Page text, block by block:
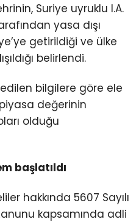
Suriye uyruklu I.A.
yasa dışı
getirildiği ve ülke
belirlendi.
bilgilere göre ele
değerinin
olduğu
başlatıldı
hakkında 5607 Sayılı
kapsamında adli